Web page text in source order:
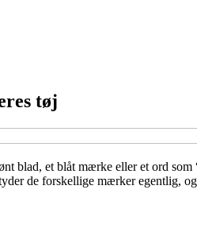
tøj
blad, et blåt mærke eller et ord
de forskellige mærker egentlig,